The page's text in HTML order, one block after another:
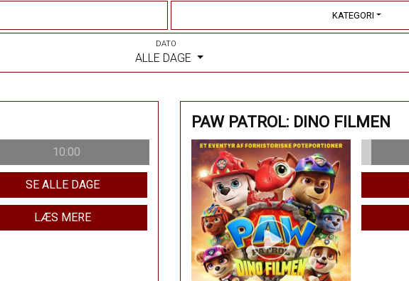
KATEGORI
DATO
ALLE DAGE
10:00
SE ALLE DAGE
LÆS MERE
PAW PATROL: DINO FILMEN